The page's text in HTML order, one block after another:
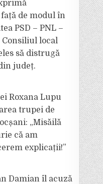
de modul în
PSD – PNL –
Consiliul local
să distrugă
județ.
Roxana Lupu
trupei de
„Misăilă
că am
explicații!”
Damian îl acuză